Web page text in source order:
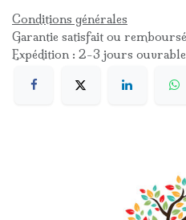
Conditions générales
Garantie satisfait ou
Expédition : 2-3 jours